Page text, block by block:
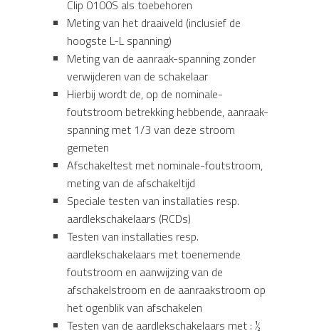
Clip 0100S als toebehoren
Meting van het draaiveld (inclusief de
hoogste L-L spanning)
Meting van de aanraak-spanning zonder
verwijderen van de schakelaar
Hierbij wordt de, op de nominale-
foutstroom betrekking hebbende, aanraak-
spanning met 1/3 van deze stroom
gemeten
Afschakeltest met nominale-foutstroom,
meting van de afschakeltijd
Speciale testen van installaties resp.
aardlekschakelaars (RCDs)
Testen van installaties resp.
aardlekschakelaars met toenemende
foutstroom en aanwijzing van de
afschakelstroom en de aanraakstroom op
het ogenblik van afschakelen
Testen van de aardlekschakelaars met : ½